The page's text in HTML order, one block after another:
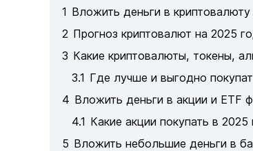
1 Вложить деньги в
2 Прогноз криптовалют на 2025
3 Какие криптовалюты, токены,
3.1 Где лучше и выгодно
4 Вложить деньги в акции и ETF
4.1 Какие акции покупать в
5 Вложить небольшие деньги в